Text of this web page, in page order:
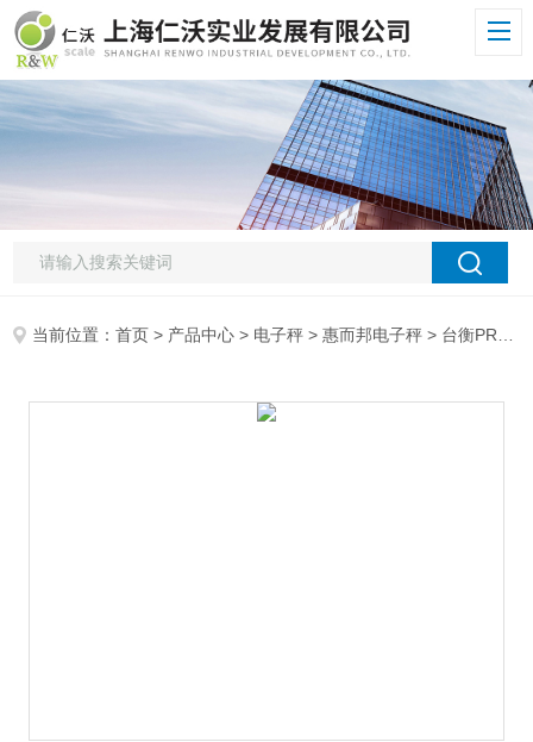
当前位置：首页 > 产品中心 > 电子秤 >惠而邦电子秤 > 台衡PRW电子秤T-SCALE台衡电子桌称,JWP-6K电子秤,内置打印机电子桌秤